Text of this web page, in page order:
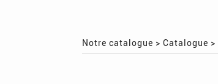
Notre catalogue >Catalogue >